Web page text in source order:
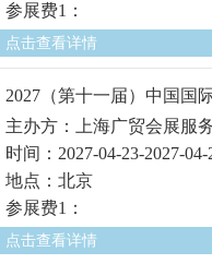
参展费1：
点击查看详情
2027（第十一届）中国国
主办方：上海广贸会展服
时间：2027-04-23-2027-04-
地点：北京
参展费1：
点击查看详情